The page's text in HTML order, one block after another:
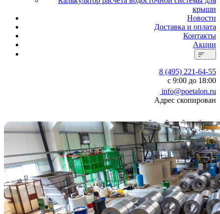
крыши
Новости
Доставка и оплата
Контакты
Акции
8 (495) 221-64-55
с 9:00 до 18:00
info@poetalon.ru
Адрес скопирован